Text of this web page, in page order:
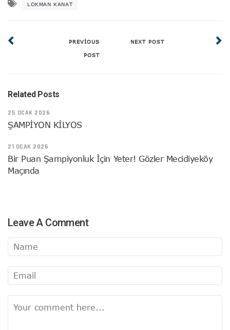
LOKMAN KANAT
PREVIOUS
POST
NEXT POST
Related Posts
25 OCAK 2026
ŞAMPİYON KİLYOS
21 OCAK 2026
Bir Puan Şampiyonluk İçin Yeter! Gözler Mecidiyeköy
Maçında
Leave A Comment